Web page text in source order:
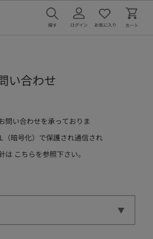
い合わせ
問い合わせを承っておりま
（暗号化）で保護され通信され
は こちらを参照下さい。